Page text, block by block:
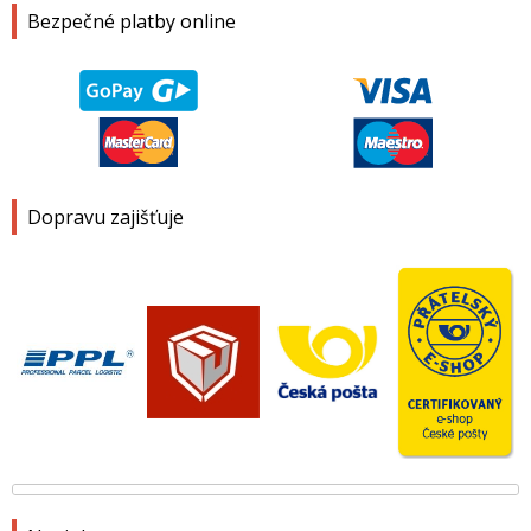
Bezpečné platby online
Dopravu zajišťuje